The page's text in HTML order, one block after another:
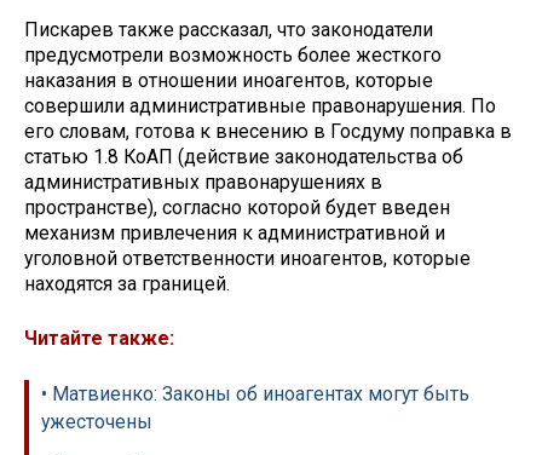
Пискарев также рассказал, что законодатели
предусмотрели возможность более жесткого
наказания в отношении иноагентов, которые
совершили административные правонарушения. По
его словам, готова к внесению в Госдуму поправка в
статью 1.8 КоАП (действие законодательства об
административных правонарушениях в
пространстве), согласно которой будет введен
механизм привлечения к административной и
уголовной ответственности иноагентов, которые
находятся за границей.
Читайте также:
• Матвиенко: Законы об иноагентах могут быть
ужесточены